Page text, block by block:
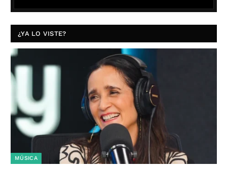
¿YA LO VISTE?
MÚSICA